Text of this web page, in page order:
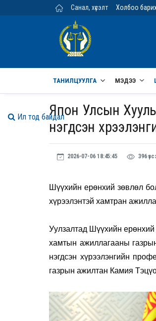
Үндсэн агуулга руу шилжих
Санал, хүсэлт Холбоо
ТАНИЛЦУУЛГА МЭДЭЭ
Япон Улсын
нэгдсэн
2026-07-06 18:45:45 396
Шүүхийн ерөнхий зөвлөл
хүрээлэнтэй хамтран
Уулзалтад Шүүхийн
хамтын ажиллагааны
нэгдсэн хүрээлэнгийн
газрын ажилтан Камия
Ил тод байдал